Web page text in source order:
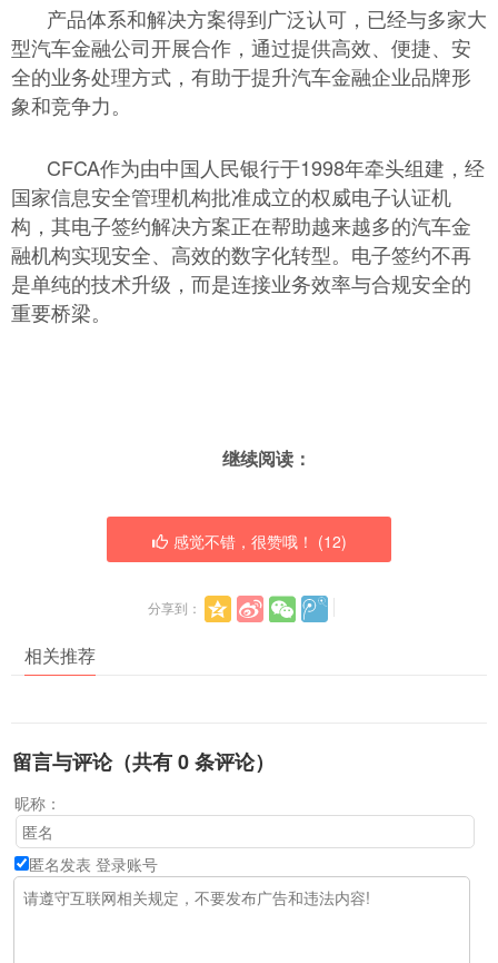
产品体系和解决方案得到广泛认可，已经与多家大
型汽车金融公司开展合作，通过提供高效、便捷、安
全的业务处理方式，有助于提升汽车金融企业品牌形
象和竞争力。
CFCA作为由中国人民银行于1998年牵头组建，经
国家信息安全管理机构批准成立的权威电子认证机
构，其电子签约解决方案正在帮助越来越多的汽车金
融机构实现安全、高效的数字化转型。电子签约不再
是单纯的技术升级，而是连接业务效率与合规安全的
重要桥梁。
继续阅读：
感觉不错，很赞哦！ (12)
分享到：
相关推荐
留言与评论（共有0条评论）
昵称：
匿名发表 登录账号